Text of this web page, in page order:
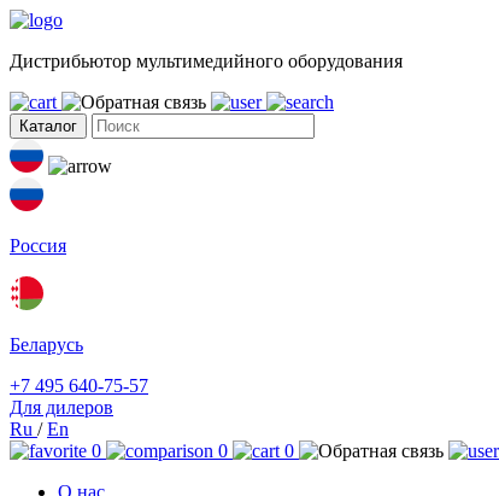
Дистрибьютор мультимедийного оборудования
Каталог
Россия
Беларусь
+7 495 640-75-57
Для дилеров
Ru /En
0
0
0
О нас